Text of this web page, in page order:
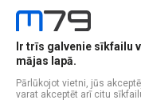
1 2
Popularitātes
Ir trīs galvenie sīkfailu
mājas lapā.
Pārlūkojot vietni, jūs
varat akceptēt arī citu